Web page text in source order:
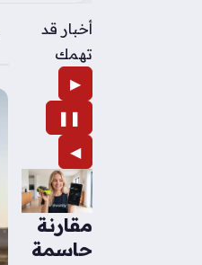
أخبار قد
تهمك
▶
❚❚
◀
مقارنة
حاسمة